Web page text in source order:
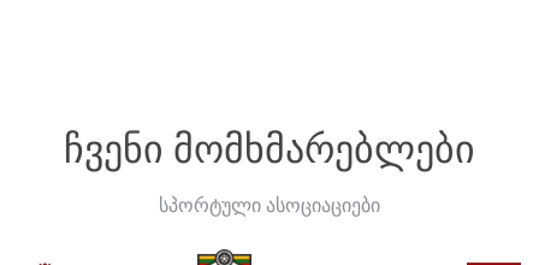
ჩვენი მომხმარებლები
სპორტული ასოციაციები